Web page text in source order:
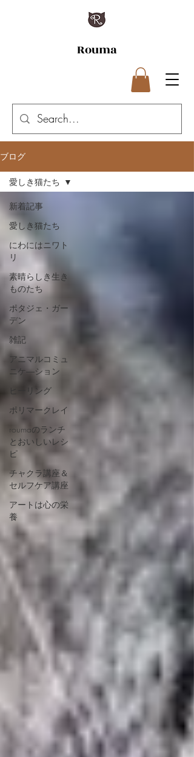
Rouma
ブログ
新着記事
愛しき猫たち
にわにはニワト
リ
素晴らしき生き
ものたち
ポタジェ・ガー
デン
雑記
アニマルコミュ
ニケ―ション
ヒーリング
ポリマークレイ
roumaのランチ
とおいしいレシ
ピ
チャクラ講座＆
セルフケア講座
アートは心の栄
養
愛しき猫たち